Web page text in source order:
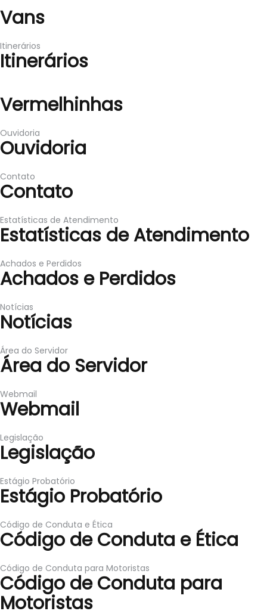
Vans
Itinerários
Itinerários
Vermelhinhas
Ouvidoria
Ouvidoria
Contato
Contato
Estatísticas de Atendimento
Estatísticas de Atendimento
Achados e Perdidos
Achados e Perdidos
Notícias
Notícias
Área do Servidor
Área do Servidor
Webmail
Webmail
Legislação
Legislação
Estágio Probatório
Estágio Probatório
Código de Conduta e Ética
Código de Conduta e Ética
Código de Conduta para Motoristas
Código de Conduta para
Motoristas